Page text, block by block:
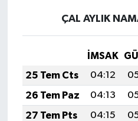
ÇAL AYLIK
İMSAK
25 Tem Cts
04:12
26 Tem Paz
04:13
27 Tem Pts
04:15